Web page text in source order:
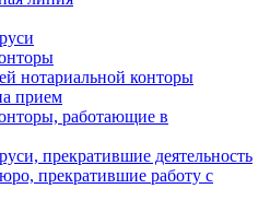
нотариальной конторы
прием
работающие в
прекратившие деятельность
прекратившие работу с